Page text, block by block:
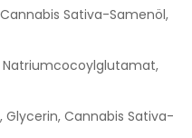
Sativa-Samenöl,
Cannabis Sativa-